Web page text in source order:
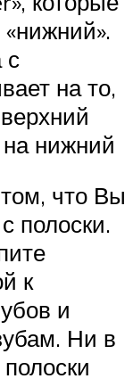
с
на то,
нижний
что Вы
полоски.
к
и
Ни в